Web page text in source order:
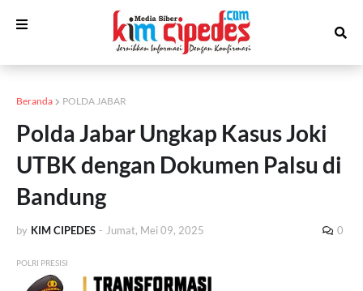
Beranda POLDA JABAR
Polda Jabar Ungkap Kasus Joki
UTBK dengan Dokumen Palsu di
Bandung
by KIM CIPEDES - Jumat, Mei 09, 2025 0
POLRI PRESISI